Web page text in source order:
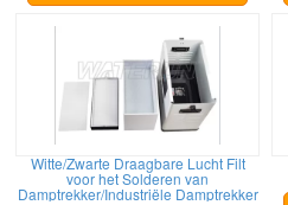
Witte/Zwarte Draagbare Lucht Filt
voor het Solderen van
Damptrekker/Industriële Damptrekker